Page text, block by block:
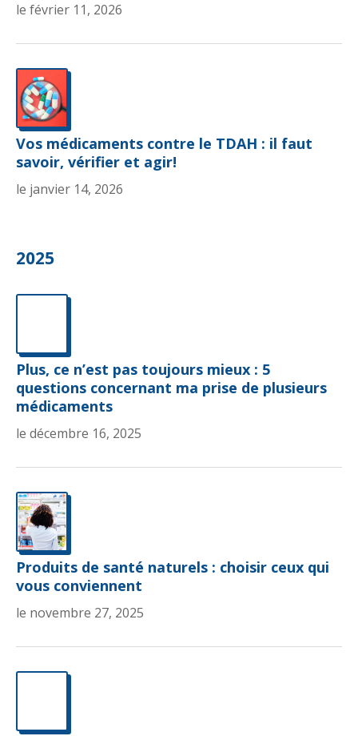
le février 11, 2026
Vos médicaments contre le TDAH : il faut
savoir, vérifier et agir!
le janvier 14, 2026
2025
Plus, ce n’est pas toujours mieux : 5
questions concernant ma prise de plusieurs
médicaments
le décembre 16, 2025
Produits de santé naturels : choisir ceux qui
vous conviennent
le novembre 27, 2025